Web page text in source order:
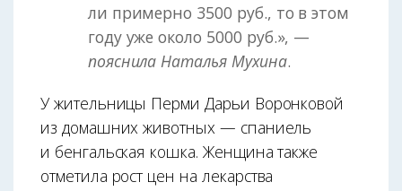
ли примерно 3500 руб., то в этом
году уже около 5000 руб.», —
пояснила Наталья Мухина.
У жительницы Перми Дарьи Воронковой
из домашних животных — спаниель
и бенгальская кошка. Женщина также
отметила рост цен на лекарства